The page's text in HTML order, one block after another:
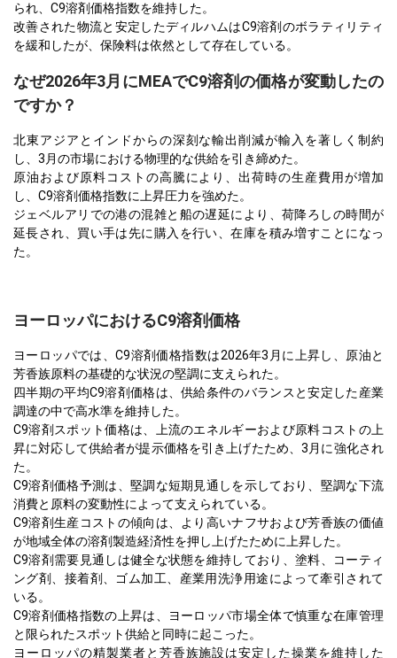
られ、C9溶剤価格指数を維持した。
改善された物流と安定したディルハムはC9溶剤のボラティリティ
を緩和したが、保険料は依然として存在している。
なぜ2026年3月にMEAでC9溶剤の価格が変動したの
ですか？
北東アジアとインドからの深刻な輸出削減が輸入を著しく制約
し、3月の市場における物理的な供給を引き締めた。
原油および原料コストの高騰により、出荷時の生産費用が増加
し、C9溶剤価格指数に上昇圧力を強めた。
ジェベルアリでの港の混雑と船の遅延により、荷降ろしの時間が
延長され、買い手は先に購入を行い、在庫を積み増すことになっ
た。
ヨーロッパにおけるC9溶剤価格
ヨーロッパでは、C9溶剤価格指数は2026年3月に上昇し、原油と
芳香族原料の基礎的な状況の堅調に支えられた。
四半期の平均C9溶剤価格は、供給条件のバランスと安定した産業
調達の中で高水準を維持した。
C9溶剤スポット価格は、上流のエネルギーおよび原料コストの上
昇に対応して供給者が提示価格を引き上げたため、3月に強化され
た。
C9溶剤価格予測は、堅調な短期見通しを示しており、堅調な下流
消費と原料の変動性によって支えられている。
C9溶剤生産コストの傾向は、より高いナフサおよび芳香族の価値
が地域全体の溶剤製造経済性を押し上げたために上昇した。
C9溶剤需要見通しは健全な状態を維持しており、塗料、コーティ
ング剤、接着剤、ゴム加工、産業用洗浄用途によって牽引されて
いる。
C9溶剤価格指数の上昇は、ヨーロッパ市場全体で慎重な在庫管理
と限られたスポット供給と同時に起こった。
ヨーロッパの精製業者と芳香族施設は安定した操業を維持した